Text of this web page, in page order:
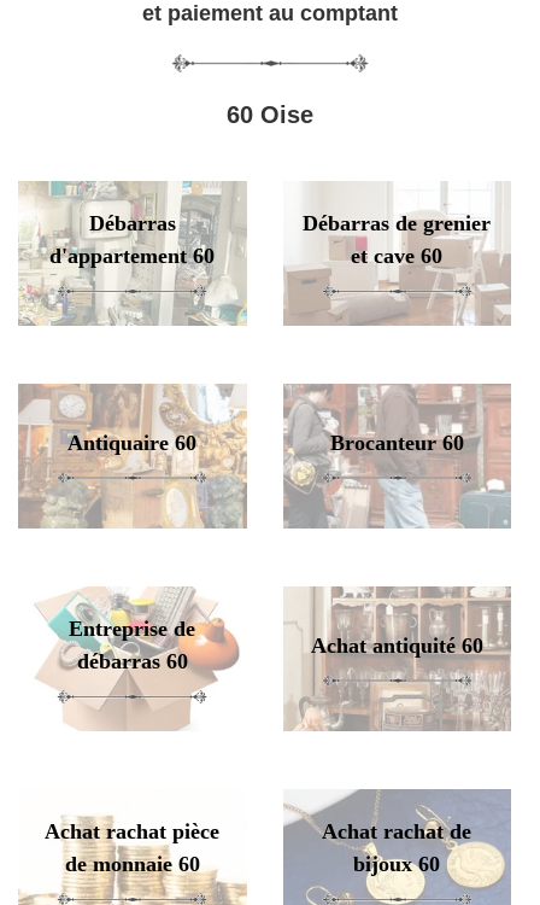
et paiement au comptant
60 Oise
Débarras
d'appartement 60
Débarras de grenier
et cave 60
Antiquaire 60 Brocanteur 60
Entreprise de
débarras 60
Achat antiquité 60
Achat rachat pièce
de monnaie 60
Achat rachat de
bijoux 60